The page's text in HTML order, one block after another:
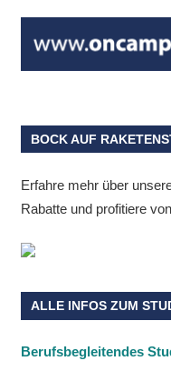
BOCK AUF
Erfahre mehr über
Rabatte und profitiere
ALLE INFOS ZUM
Berufsbegleitendes